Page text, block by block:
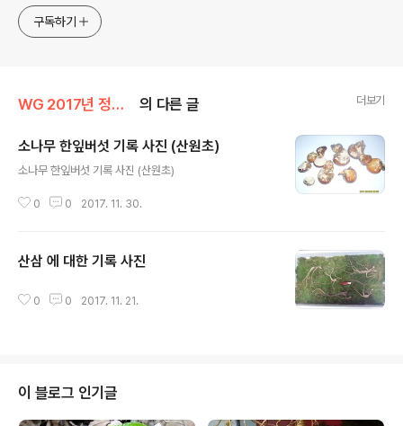
구독하기
WG 2017년 정유년 기록 의 다른 글 더보기
소나무 한잎버섯 기록 사진 (산원초)
소나무 한잎버섯 기록 사진 (산원초)
0 0 2017. 11. 30.
산삼 에 대한 기록 사진
0 0 2017. 11. 21.
이 블로그 인기글